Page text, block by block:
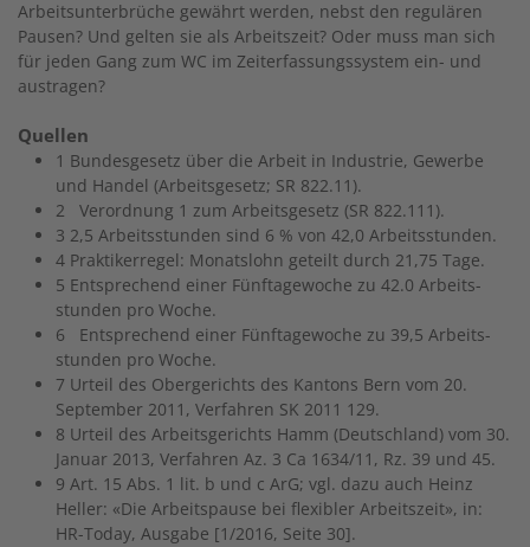
Arbeitsunterbrüche gewährt werden, nebst den regulären
Pausen? Und gelten sie als Arbeitszeit? Oder muss man sich
für jeden Gang zum WC im Zeiterfassungssystem ein- und
austragen?
Quellen
1 Bundesgesetz über die Arbeit in Industrie, Gewerbe
und Handel (Arbeitsgesetz; SR 822.11).
2 Verordnung 1 zum Arbeitsgesetz (SR 822.111).
3 2,5 Arbeitsstunden sind 6 % von 42,0 Arbeitsstunden.
4 Praktikerregel: Monatslohn geteilt durch 21,75 Tage.
5 Entsprechend einer Fünftagewoche zu 42.0 Arbeits­
stunden pro Woche.
6 Entsprechend einer Fünftagewoche zu 39,5 Arbeits­
stunden pro Woche.
7 Urteil des Obergerichts des Kantons Bern vom 20.
September 2011, Verfahren SK 2011 129.
8 Urteil des Arbeitsgerichts Hamm (Deutschland) vom 30.
Januar 2013, Verfahren Az. 3 Ca 1634/11, Rz. 39 und 45.
9 Art. 15 Abs. 1 lit. b und c ArG; vgl. dazu auch Heinz
Heller: «Die Arbeitspause bei flexibler Arbeitszeit», in:
HR-Today, Ausgabe [1/2016, Seite 30].